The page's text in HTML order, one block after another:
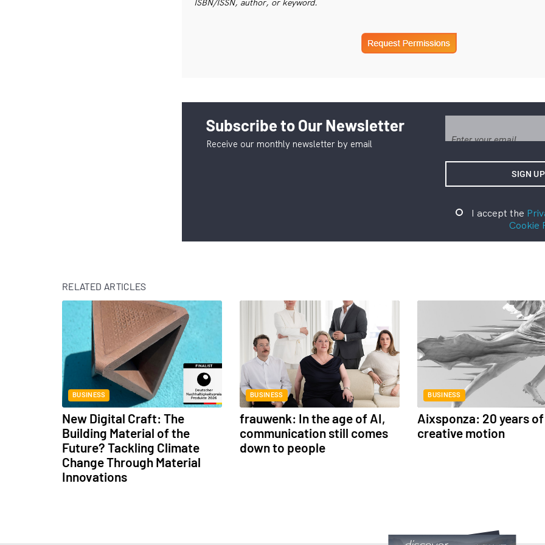
ISBN/ISSN, author, or keyword.
Subscribe to Our Newsletter
Receive our monthly newsletter by email
I accept the
Cookie
RELATED ARTICLES
BUSINESS
New Digital Craft: The
Building Material of the
Future? Tackling Climate
Change Through Material
Innovations
BUSINESS
frauwenk: In the age of AI,
communication still comes
down to people
BUSINESS
Aixsponza: 20 years of
creative motion